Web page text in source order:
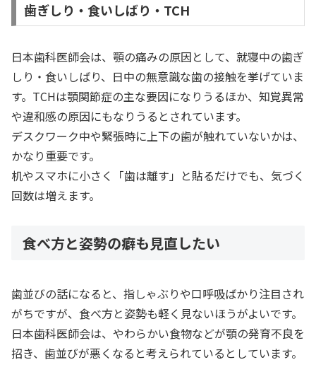
歯ぎしり・食いしばり・TCH
日本歯科医師会は、顎の痛みの原因として、就寝中の歯ぎ
しり・食いしばり、日中の無意識な歯の接触を挙げていま
す。TCHは顎関節症の主な要因になりうるほか、知覚異常
や違和感の原因にもなりうるとされています。
デスクワーク中や緊張時に上下の歯が触れていないかは、
かなり重要です。
机やスマホに小さく「歯は離す」と貼るだけでも、気づく
回数は増えます。
食べ方と姿勢の癖も見直したい
歯並びの話になると、指しゃぶりや口呼吸ばかり注目され
がちですが、食べ方と姿勢も軽く見ないほうがよいです。
日本歯科医師会は、やわらかい食物などが顎の発育不良を
招き、歯並びが悪くなると考えられているとしています。